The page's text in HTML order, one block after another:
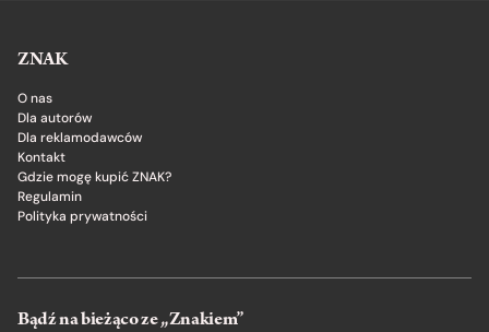
ZNAK
O nas
Dla autorów
Dla reklamodawców
Kontakt
Gdzie mogę kupić ZNAK?
Regulamin
Polityka prywatności
Bądź na bieżąco ze „Znakiem”